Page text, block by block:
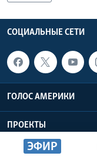
ЭФИР
СОЦИАЛЬНЫЕ СЕТИ
ГОЛОС АМЕРИКИ
ПРОЕКТЫ